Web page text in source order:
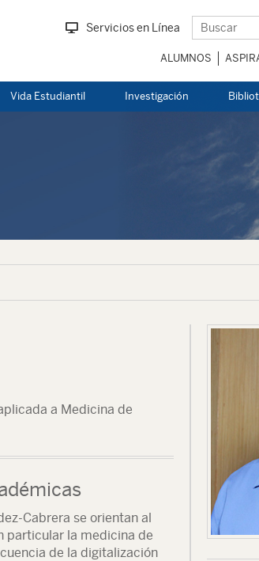
Servicios en Línea
ALUMNOS
Vida Estudiantil Investigación
a Medicina de
Cabrera se orientan al
particular la medicina de
de la digitalización